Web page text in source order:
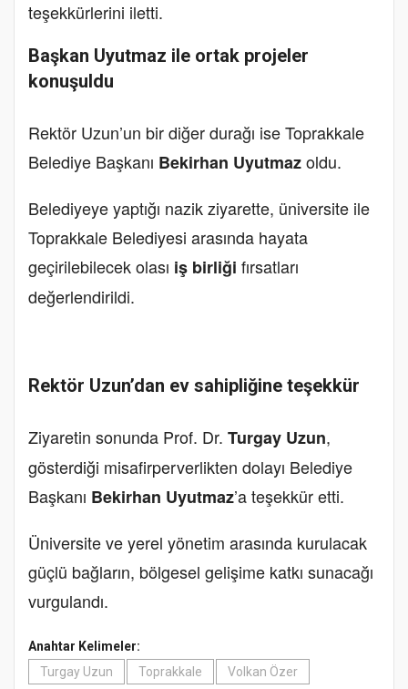
teşekkürlerini iletti.
Başkan Uyutmaz ile ortak projeler
konuşuldu
Rektör Uzun’un bir diğer durağı ise Toprakkale
Belediye Başkanı Bekirhan Uyutmazoldu.
Belediyeye yaptığı nazik ziyarette, üniversite ile
Toprakkale Belediyesi arasında hayata
geçirilebilecek olası iş birliği fırsatları
değerlendirildi.
Rektör Uzun’dan ev sahipliğine teşekkür
Ziyaretin sonunda Prof. Dr. Turgay Uzun,
gösterdiği misafirperverlikten dolayı Belediye
Başkanı Bekirhan Uyutmaz’a teşekkür etti.
Üniversite ve yerel yönetim arasında kurulacak
güçlü bağların, bölgesel gelişime katkı sunacağı
vurgulandı.
Anahtar Kelimeler:
Turgay Uzun
Toprakkale Volkan Özer